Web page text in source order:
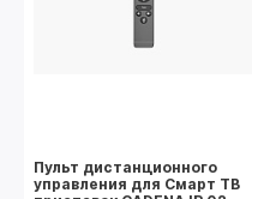
Пульт дистанционного
управления для Смарт ТВ